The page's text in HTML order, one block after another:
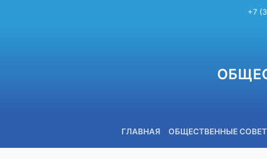
+7
ГЛАВНАЯ ОБЩЕСТВЕННЫЕ